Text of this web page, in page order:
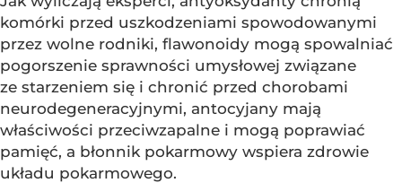
komórki przed uszkodzeniami spowodowanymi
przez wolne rodniki, flawonoidy mogą spowalniać
pogorszenie sprawności umysłowej związane
ze starzeniem się i chronić przed chorobami
neurodegeneracyjnymi, antocyjany mają
właściwości przeciwzapalne i mogą poprawiać
pamięć, a błonnik pokarmowy wspiera zdrowie
układu pokarmowego.